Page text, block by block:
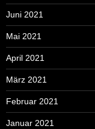
Juni 2021
Mai 2021
April 2021
März 2021
Februar 2021
Januar 2021